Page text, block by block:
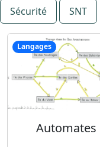
Sécurité
SNT
Langages
Automates